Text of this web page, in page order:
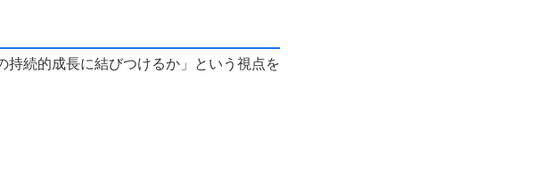
続的成長に結びつけるか」という視点を